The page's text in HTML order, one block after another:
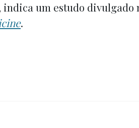
um estudo divulgado
.